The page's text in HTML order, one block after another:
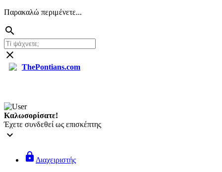
Παρακαλώ περιμένετε...
search
close
ThePontians.com
Καλωσορίσατε!
Έχετε συνδεθεί ως επισκέπτης
keyboard_arrow_down
lock Διαχειριστής